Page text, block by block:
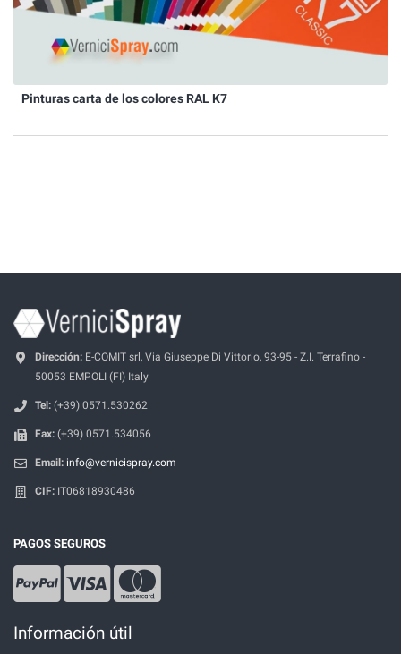
Pinturas carta de los colores RAL K7
Dirección: E-COMIT srl, Via Giuseppe Di Vittorio, 93-95 - Z.I. Terrafino -
50053 EMPOLI (FI) Italy
Tel: (+39) 0571.530262
Fax: (+39) 0571.534056
Email: info@vernicispray.com
CIF: IT06818930486
PAGOS SEGUROS
Información útil